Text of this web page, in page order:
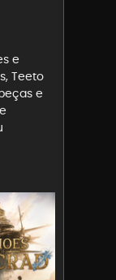
e
Teeto
e